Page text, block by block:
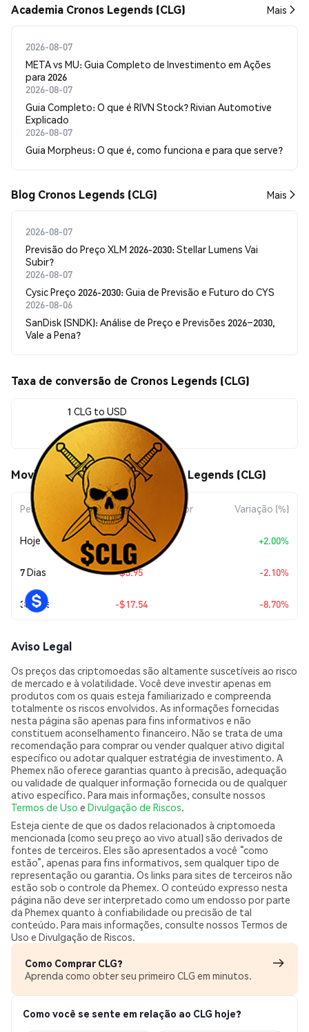
Academia Cronos Legends (CLG) Mais
2026-08-07
META vs MU: Guia Completo de Investimento em Ações
para 2026
2026-08-07
Guia Completo: O que é RIVN Stock? Rivian Automotive
Explicado
2026-08-07
Guia Morpheus: O que é, como funciona e para que serve?
Blog Cronos Legends (CLG) Mais
2026-08-07
Previsão do Preço XLM 2026-2030: Stellar Lumens Vai
Subir?
2026-08-07
Cysic Preço 2026-2030: Guia de Previsão e Futuro do CYS
2026-08-06
SanDisk (SNDK): Análise de Preço e Previsões 2026–2030,
Vale a Pena?
Taxa de conversão de Cronos Legends (CLG)
1 CLG to USD
$184.02
Movimentos de preço de Cronos Legends (CLG)
Período Variação do Valor Variação (%)
Hoje + $3.61 +2.00%
7 Dias -$3.95 -2.10%
30 Dias -$17.54 -8.70%
Aviso Legal
Os preços das criptomoedas são altamente suscetíveis ao risco
de mercado e à volatilidade. Você deve investir apenas em
produtos com os quais esteja familiarizado e compreenda
totalmente os riscos envolvidos. As informações fornecidas
nesta página são apenas para fins informativos e não
constituem aconselhamento financeiro. Não se trata de uma
recomendação para comprar ou vender qualquer ativo digital
específico ou adotar qualquer estratégia de investimento. A
Phemex não oferece garantias quanto à precisão, adequação
ou validade de qualquer informação fornecida ou de qualquer
ativo específico. Para mais informações, consulte nossos
Termos de Uso e Divulgação de Riscos.
Esteja ciente de que os dados relacionados à criptomoeda
mencionada (como seu preço ao vivo atual) são derivados de
fontes de terceiros. Eles são apresentados a você “como
estão”, apenas para fins informativos, sem qualquer tipo de
representação ou garantia. Os links para sites de terceiros não
estão sob o controle da Phemex. O conteúdo expresso nesta
página não deve ser interpretado como um endosso por parte
da Phemex quanto à confiabilidade ou precisão de tal
conteúdo. Para mais informações, consulte nossos Termos de
Uso e Divulgação de Riscos.
Como Comprar CLG?
Aprenda como obter seu primeiro CLG em minutos.
Como você se sente em relação ao CLG hoje?